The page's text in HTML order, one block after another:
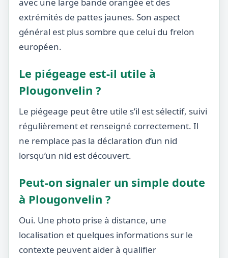
extrémités de pattes jaunes. Son aspect
général est plus sombre que celui du frelon
européen.
Le piégeage est-il utile à
Plougonvelin ?
Le piégeage peut être utile s’il est sélectif, suivi
régulièrement et renseigné correctement. Il
ne remplace pas la déclaration d’un nid
lorsqu’un nid est découvert.
Peut-on signaler un simple doute
à Plougonvelin ?
Oui. Une photo prise à distance, une
localisation et quelques informations sur le
contexte peuvent aider à qualifier